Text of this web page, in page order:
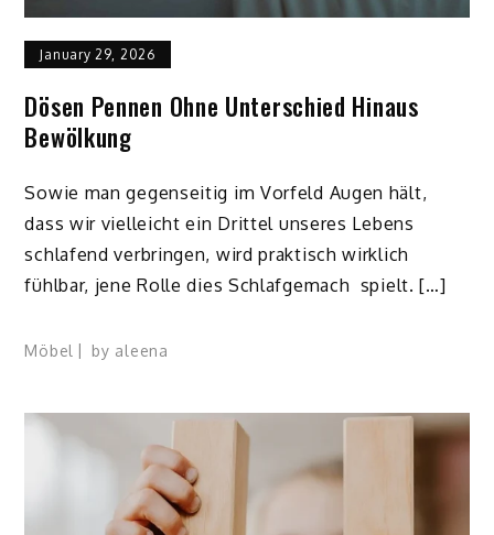
January 29, 2026
Dösen Pennen Ohne Unterschied Hinaus
Bewölkung
Sowie man gegenseitig im Vorfeld Augen hält,
dass wir vielleicht ein Drittel unseres Lebens
schlafend verbringen, wird praktisch wirklich
fühlbar, jene Rolle dies Schlafgemach spielt. […]
Möbel by aleena